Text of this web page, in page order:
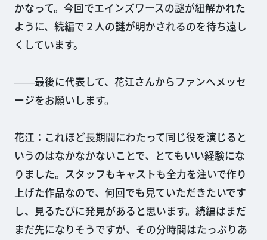
かなって。今回でエインズワースの謎が紐解かれた
ように、続編で２人の謎が明かされるのを待ち遠し
くしています。
――最後に代表して、花江さんからファンへメッセ
ージをお願いします。
花江：これほど長期間にわたって同じ役を演じると
いうのはなかなかないことで、とてもいい経験にな
りました。スタッフもキャストも全力を注いで作り
上げた作品なので、何回でも見ていただきたいです
し、見るたびに発見があると思います。続編はまだ
まだ先になりそうですが、その分時間はたっぷりあ